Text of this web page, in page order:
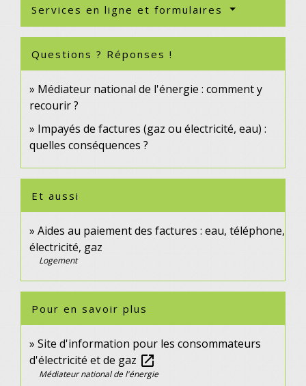
Services en ligne et formulaires
Questions ? Réponses !
Médiateur national de l'énergie : comment y
recourir ?
Impayés de factures (gaz ou électricité, eau) :
quelles conséquences ?
Et aussi
Aides au paiement des factures : eau, téléphone,
électricité, gaz
Logement
Pour en savoir plus
Site d'information pour les consommateurs
d'électricité et de gaz open_in_new
Médiateur national de l'énergie